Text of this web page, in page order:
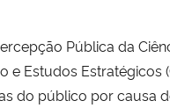
Pública da
e Estudos
do público por causa